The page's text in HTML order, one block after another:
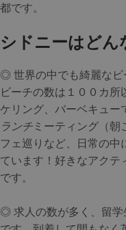
都です。
シドニーはどん
◎ 世界の中でも綺麗なビ
ビーチの数は１００カ
ケリング、バーベキュー
ランチ ミーティング（
フェ巡りなど、日常の
ています！好きなアクテ
です。
◎ 求人の数が多く、留学